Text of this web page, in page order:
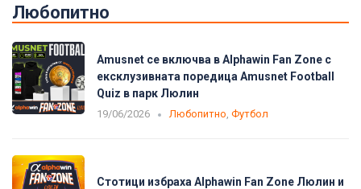
Любопитно
Amusnet се включва в Alphawin Fan Zone с
ексклузивната поредица Amusnet Football
Quiz в парк Люлин
19/06/2026 Любопитно, Футбол
Стотици избраха Alphawin Fan Zone Люлин и